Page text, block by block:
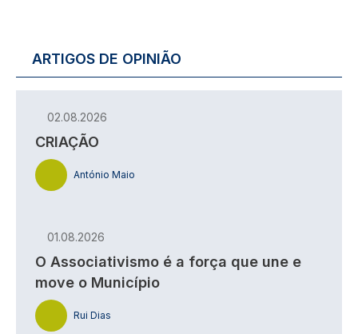
ARTIGOS DE OPINIÃO
02.08.2026
CRIAÇÃO
António Maio
01.08.2026
O Associativismo é a força que une e
move o Município
Rui Dias